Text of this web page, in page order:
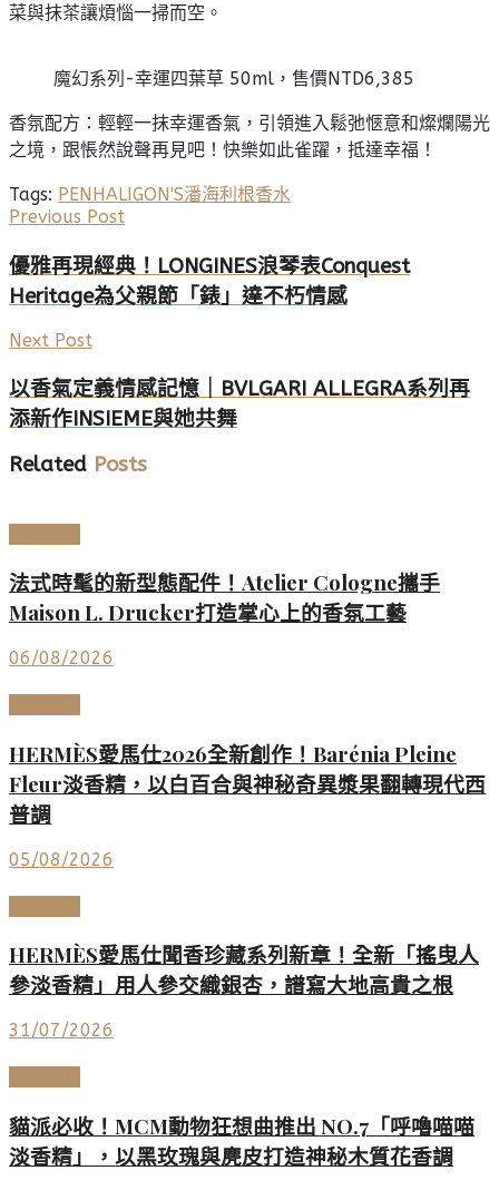
菜與抹茶讓煩惱一掃而空。
魔幻系列-幸運四葉草 50ml，售價NTD6,385
香氛配方：輕輕一抹幸運香氣，引領進入鬆弛愜意和燦爛陽光
之境，跟悵然說聲再見吧！快樂如此雀躍，抵達幸福！
Tags: PENHALIGON'S潘海利根香水
Previous Post
優雅再現經典！LONGINES浪琴表Conquest
Heritage為父親節「錶」達不朽情感
Next Post
以香氣定義情感記憶｜BVLGARI ALLEGRA系列再
添新作INSIEME與她共舞
Related Posts
法式時髦的新型態配件！Atelier Cologne攜手
Maison L. Drucker打造掌心上的香氛工藝
06/08/2026
HERMÈS愛馬仕2026全新創作！Barénia Pleine
Fleur淡香精，以白百合與神秘奇異漿果翻轉現代西
普調
05/08/2026
HERMÈS愛馬仕聞香珍藏系列新章！全新「搖曳人
參淡香精」用人參交織銀杏，譜寫大地高貴之根
31/07/2026
貓派必收！MCM動物狂想曲推出 NO.7「呼嚕喵喵
淡香精」，以黑玫瑰與麂皮打造神秘木質花香調